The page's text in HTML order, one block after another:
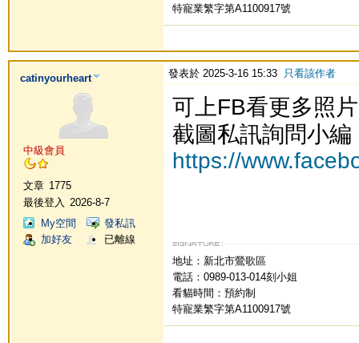
特寵業繁字第A1100917號
catinyourheart
中級會員
文章 1775
最後登入
2026-8-7
My空間
發私訊
加好友
已離線
發表於 2025-3-16 15:33 只看該作者
可上FB看更多照
截圖私訊詢問小編
https://
地址：新北市鶯歌區
電話：0989-013-014刻小姐
看貓時間：預約制
特寵業繁字第A1100917號